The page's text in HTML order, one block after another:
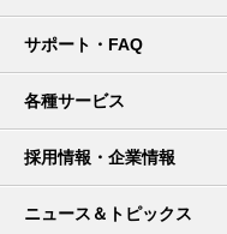
サポート・FAQ
各種サービス
採用情報・企業情報
ニュース＆トピックス